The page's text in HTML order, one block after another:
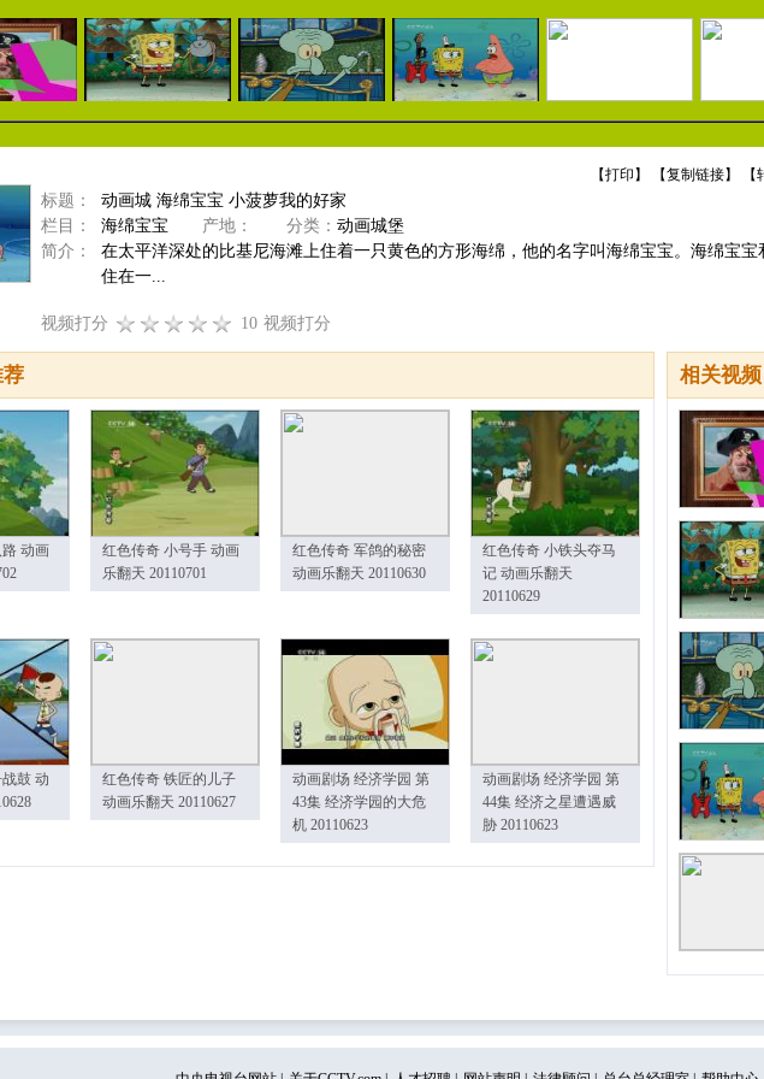
【打印 】 【复制链接】 【
标题：
动画城 海绵宝宝 小菠萝我的好家
栏目：
海绵宝宝 产地： 分类： 动画城堡
简介：
在太平洋深处的比基尼海滩上住着一只黄色的方形海绵，他的名字叫海绵宝宝。海绵宝
住在一...
视频打分
10 视频打分
相关视频
动画
红色传奇 小号手 动画
乐翻天 20110701
红色传奇 军鸽的秘密
动画乐翻天 20110630
红色传奇 小铁头夺马
记 动画乐翻天
20110629
鼓 动
红色传奇 铁匠的儿子
动画乐翻天 20110627
动画剧场 经济学园 第
43集 经济学园的大危
机 20110623
动画剧场 经济学园 第
44集 经济之星遭遇威
胁 20110623